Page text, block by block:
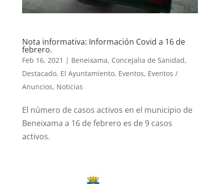
Nota informativa: Información Covid a 16 de
febrero.
Feb 16, 2021 | Beneixama, Concejalia de Sanidad,
Destacado, El Ayuntamiento, Eventos, Eventos /
Anuncios, Noticias
El número de casos activos en el municipio de
Beneixama a 16 de febrero es de 9 casos
activos.